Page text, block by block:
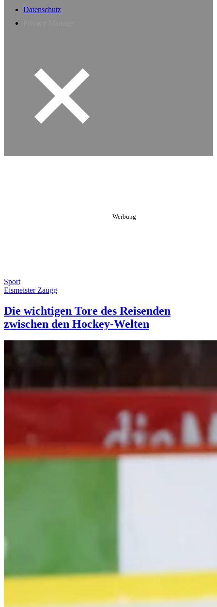
Datenschutz
Sport
Eismeister Zaugg
Die wichtigen Tore des Reisenden
zwischen den Hockey-Welten